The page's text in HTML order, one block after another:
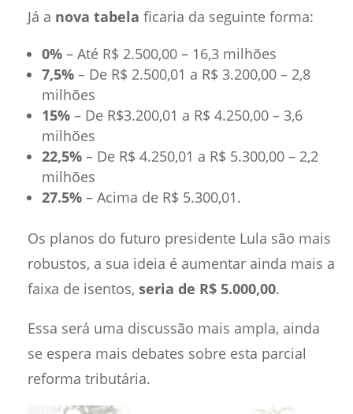
Já a nova tabela ficaria da seguinte forma:
0%– Até R$ 2.500,00 – 16,3 milhões
7,5%– De R$ 2.500,01 a R$ 3.200,00 – 2,8
milhões
15%– De R$3.200,01 a R$ 4.250,00 – 3,6
milhões
22,5%– De R$ 4.250,01 a R$ 5.300,00 – 2,2
milhões
27.5%– Acima de R$ 5.300,01.
Os planos do futuro presidente Lula são mais
robustos, a sua ideia é aumentar ainda mais a
faixa de isentos, seria de R$ 5.000,00.
Essa será uma discussão mais ampla, ainda
se espera mais debates sobre esta parcial
reforma tributária.